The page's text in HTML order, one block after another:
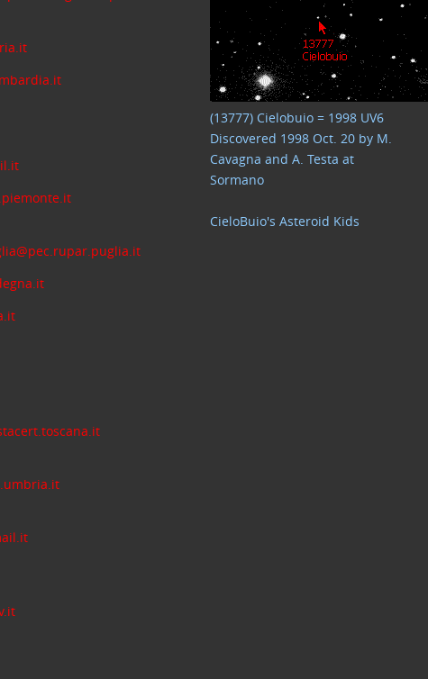
(13777) Cielobuio = 1998 UV6
Discovered 1998 Oct. 20 by M.
Cavagna and A. Testa at
Sormano
CieloBuio's Asteroid Kids